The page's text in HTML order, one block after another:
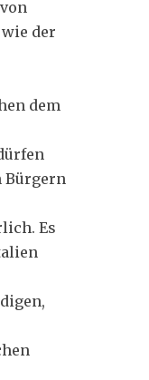
der
dem
Bürgern
Es